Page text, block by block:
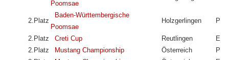
Poomsae
2.Platz
Baden-Württembergische
Poomsae
Holzgerlingen P
2.Platz Creti Cup Reutlingen
E
2.Platz
Mustang Championship Österreich
P